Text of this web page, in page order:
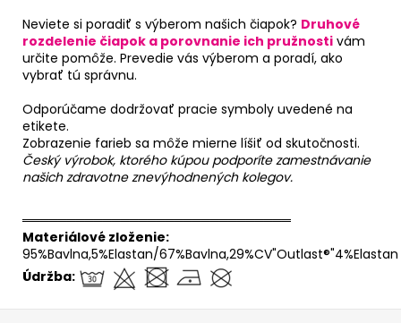
Neviete si poradiť s výberom našich čiapok? Druhové
rozdelenie čiapok a porovnanie ich pružnosti vám
určite pomôže. Prevedie vás výberom a poradí, ako
vybrať tú správnu.
Odporúčame dodržovať pracie symboly uvedené na
etikete.
Zobrazenie farieb sa môže mierne líšiť od skutočnosti.
Český výrobok, ktorého kúpou podporíte zamestnávanie
našich zdravotne znevýhodnených kolegov.
══════════════════════════════
Materiálové zloženie:
95%Bavlna,5%Elastan/67%Bavlna,29%CV"Outlast®"4%Elastan
Údržba: